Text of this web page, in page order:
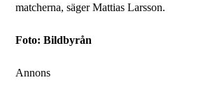
matcherna, säger Mattias Larsson.
Foto: Bildbyrån
Annons